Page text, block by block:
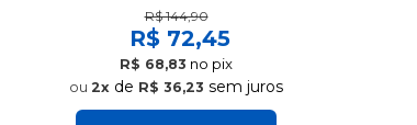
R$ 144,90
R$ 72,45
R$ 68,83 no pix
2x de R$ 36,23 sem juros